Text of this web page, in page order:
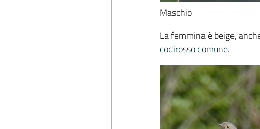
Maschio
La femmina è beige,
codirosso comune.